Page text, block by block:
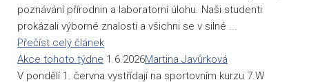
poznávání přírodnin a laboratorní úlohu. Naši studenti
prokázali výborné znalosti a všichni se v silné ...
Přečíst celý článek
Akce tohoto týdne 1.6.2026Martina Javůrková
V pondělí 1. června vystřídají na sportovním kurzu 7.W